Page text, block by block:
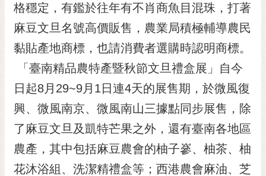
English
日
本
隱
私
權
及
安
全
政
格穩定，有鑑於往年有不肖商魚目混珠，打著
麻豆文旦名號高價販售，農業局積極輔導農民
黏貼產地商標，也請消費者選購時認明商標。
「臺南精品農特產暨秋節文旦禮盒展」自今
日起8月29~9月1日連4天的展售期，於微風復
興、微風南京、微風南山三據點同步展售，除
了麻豆文旦及凱特芒果之外，還有臺南各地區
農產，其中包括麻豆農會的柚子嵾、柚茶、柚
花沐浴組、洗潔精禮盒等；西港農會麻油、芝